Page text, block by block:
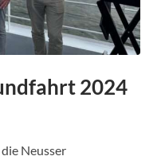
2024
Neusser